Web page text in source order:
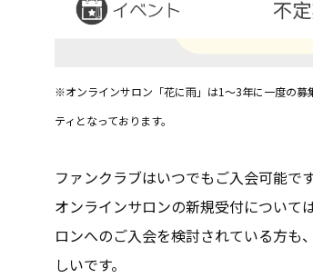
※オンラインサロン「花に雨」は1〜3年に一度の募
ティとなっております。
ファンクラブはいつでもご入会可能で
オンラインサロンの新規受付について
ロンへのご入会を検討されている方も
しいです。